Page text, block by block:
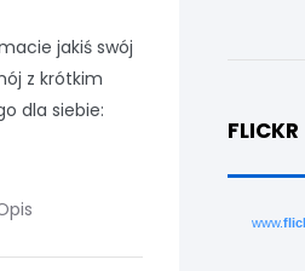
jakiś swój
z krótkim
dla siebie:
FLICKR
www.